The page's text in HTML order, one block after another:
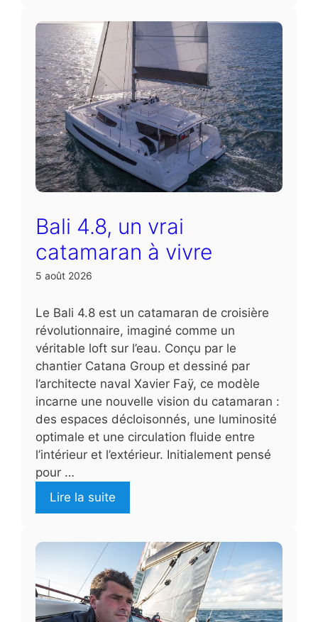
Bali 4.8, un vrai
catamaran à vivre
5 août 2026
Le Bali 4.8 est un catamaran de croisière
révolutionnaire, imaginé comme un
véritable loft sur l’eau. Conçu par le
chantier Catana Group et dessiné par
l’architecte naval Xavier Faÿ, ce modèle
incarne une nouvelle vision du catamaran :
des espaces décloisonnés, une luminosité
optimale et une circulation fluide entre
l’intérieur et l’extérieur. Initialement pensé
pour …
Lire la suite